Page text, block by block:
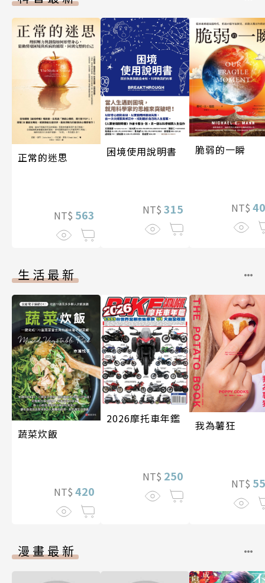
正常的迷思
NT$ 563
困境使用說明書
NT$ 315
脆弱的一瞬
NT$
生活最新
蔬菜炊飯
NT$ 420
2026摩托車年鑑
NT$ 250
我為薯狂
NT$
漫畫最新